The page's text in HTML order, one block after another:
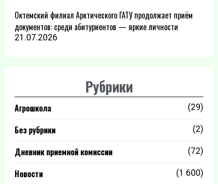
Октемский филиал Арктического ГАТУ продолжает приём
документов: среди абитуриентов — яркие личности
21.07.2026
Рубрики
Агрошкола (29)
Без рубрики (2)
Дневник приемной комиссии (72)
Новости (1 600)